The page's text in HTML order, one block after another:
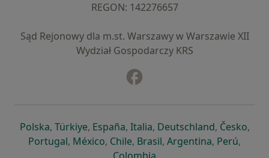
REGON: ⁠142276657
Sąd Rejonowy dla m.st. Warszawy w Warszawie XII
Wydział Gospodarczy KRS
Polskaotwiera się w nowej karcie
, Türkiyeotwiera się w nowej karcie
, Españaotwiera się w nowej karcie
, Italiaotwiera się w nowej
, Deutschlandotwiera się
, Česko,
Portugalotwiera się w nowej karcie
, Méxicootwiera się w nowej karcie
, Chileotwiera się w nowej karcie
, Brasilotwiera się w nowej
, Argentinaotwiera się
, Perú,